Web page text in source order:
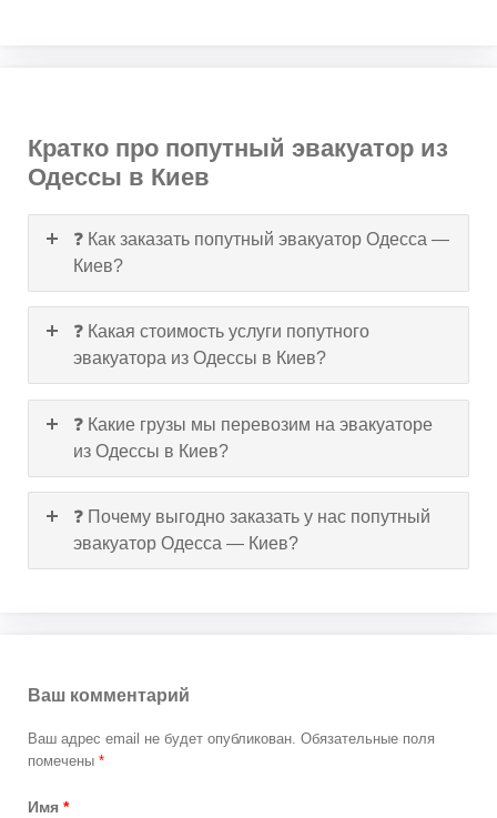
Кратко про попутный эвакуатор из
Одессы в Киев
❓ Как заказать попутный эвакуатор Одесса —
Киев?
❓ Какая стоимость услуги попутного
эвакуатора из Одессы в Киев?
❓ Какие грузы мы перевозим на эвакуаторе
из Одессы в Киев?
❓ Почему выгодно заказать у нас попутный
эвакуатор Одесса — Киев?
Ваш комментарий
Ваш адрес email не будет опубликован. Обязательные поля
помечены *
Имя *